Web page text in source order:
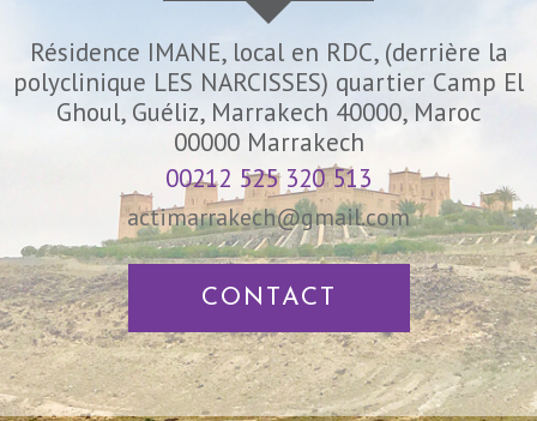
Résidence IMANE, local en RDC, (derrière la
polyclinique LES NARCISSES) quartier Camp El
Ghoul, Guéliz, Marrakech 40000, Maroc
00000 Marrakech
00212 525 320 513
actimarrakech@gmail.com
CONTACT